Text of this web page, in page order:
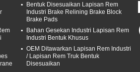
Serat Kaca,
gratis:
Bentuk Disesuaikan Lapisan Rem
Industri Brake Relining Brake Block
Brake Pads
Bahan Gesekan Industri Lapisan Rem
Industri Bentuk Khusus
OEM Ditawarkan Lapisan Rem Industri
/ Lapisan Rem Truk Bentuk
Disesuaikan